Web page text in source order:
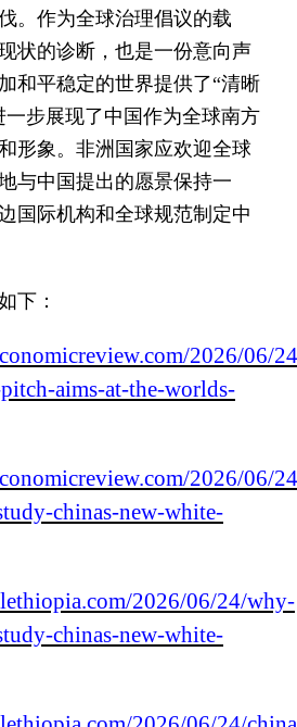
。作为全球治理倡议的载
状的诊断，也是一份意向声
和平稳定的世界提供了“清晰
一步展现了中国作为全球南方
形象。非洲国家应欢迎全球
与中国提出的愿景保持一
国际机构和全球规范制定中
下：
2026/06/
aims-at-the-worlds-
2026/06/
chinas-new-white-
2026/06/24/why-
chinas-new-white-